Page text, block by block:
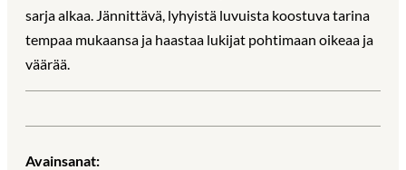
sarja alkaa. Jännittävä, lyhyistä luvuista koostuva tarina
tempaa mukaansa ja haastaa lukijat pohtimaan oikeaa ja
väärää.
Avainsanat: